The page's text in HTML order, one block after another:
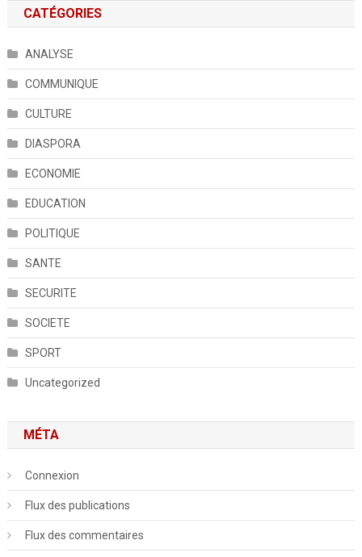
CATÉGORIES
ANALYSE
COMMUNIQUE
CULTURE
DIASPORA
ECONOMIE
EDUCATION
POLITIQUE
SANTE
SECURITE
SOCIETE
SPORT
Uncategorized
MÉTA
Connexion
Flux des publications
Flux des commentaires